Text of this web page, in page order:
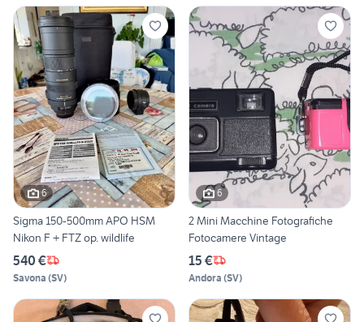
6
Sigma 150-500mm APO HSM
Nikon F + FTZ op. wildlife
540 €
Savona (SV)
6
2 Mini Macchine Fotografiche
Fotocamere Vintage
15 €
Andora (SV)